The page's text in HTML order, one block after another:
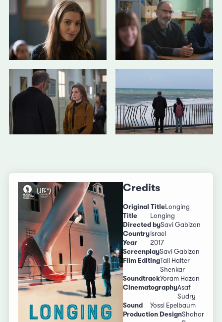
Credits
Original TitleLonging
Title
Longing
Directed bySavi Gabizon
Country Israel
Year
2017
ScreenplaySavi Gabizon
Film EditingTali Halter
Shenkar
SoundtrackYoram Hazan
CinematographyAsaf
Sudry
Sound
Yossi Epelbaum
Production DesignShahar